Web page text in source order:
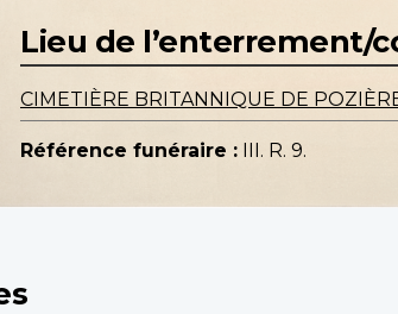
Lieu de l’enterrement/
CIMETIÈRE BRITANNIQUE DE
Référence funéraire : III. R. 9.